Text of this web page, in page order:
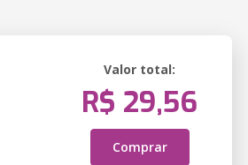
Valor total:
R$ 29,56
Comprar